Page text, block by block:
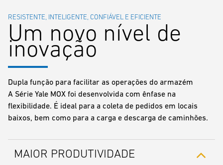
RESISTENTE, INTELIGENTE, CONFIÁVEL E EFICIENTE
Um novo nível de
inovação
Dupla função para facilitar as operações do armazém
A Série Yale MOX foi desenvolvida com ênfase na
flexibilidade. É ideal para a coleta de pedidos em locais
baixos, bem como para a carga e descarga de caminhões.
MAIOR PRODUTIVIDADE